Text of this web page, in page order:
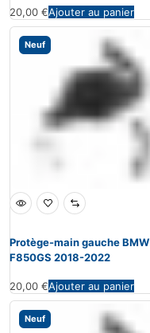
20,00 €Ajouter au panier
Neuf
Protège-main gauche BMW
F850GS 2018-2022
20,00 €Ajouter au panier
Neuf